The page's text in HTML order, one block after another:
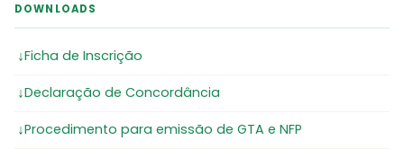
DOWNLOADS
Ficha de Inscrição
Declaração de Concordância
Procedimento para emissão de GTA e NFP